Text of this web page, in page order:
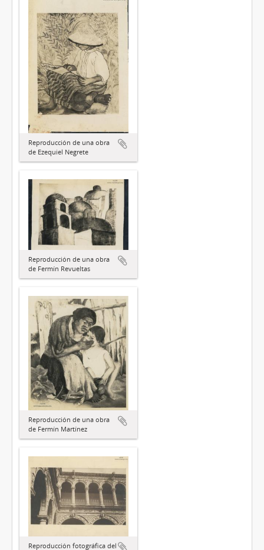
Reproducción de una obra
de Ezequiel Negrete
Reproducción de una obra
de Fermín Revueltas
Reproducción de una obra
de Fermín Martínez
Reproducción fotográfica del